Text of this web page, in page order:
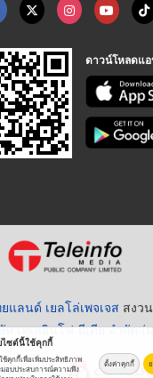
ดาวน์โหลดแ
แลนด์ เยลโล่เพจเจส สงว
ท เทเลอินโฟ มีเดีย จำกัด (
ไซต์นี้ใช้คุกกี้
ช้คุกกี้เพื่อเพิ่มประสิทธิภาพ
มอบประสบการณ์ความพึง
ตั้งค่าคุกกี้